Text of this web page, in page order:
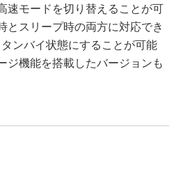
速モードを切り替えることが可
とスリープ時の両方に対応でき
ンバイ状態にすることが可能
ジ機能を搭載したバージョンも